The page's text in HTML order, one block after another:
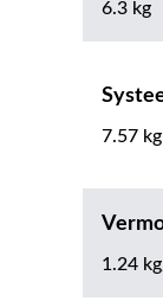
6.3 kg
7.57 kg
1.24